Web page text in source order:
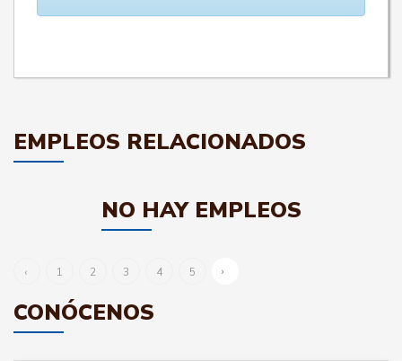
EMPLEOS RELACIONADOS
NO HAY EMPLEOS
‹ 1 2 3 4 5 ›
CONÓCENOS